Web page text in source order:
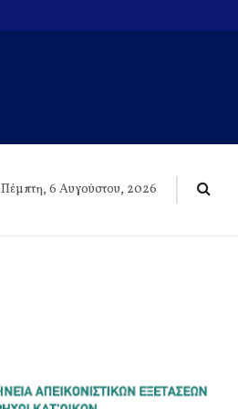
Πέμπτη, 6 Αυγούστου, 2026